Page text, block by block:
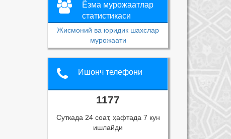
Ёзма мурожаатлар
статистикаси
Жисмоний ва юридик шахслар
мурожаати
Ишонч телефони
1177
Суткада 24 соат, ҳафтада 7 кун
ишлайди